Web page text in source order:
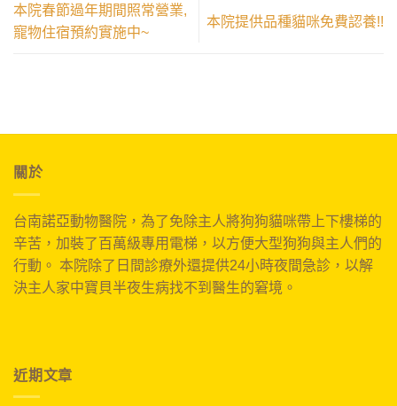
本院春節過年期間照常營業,
寵物住宿預約實施中~
本院提供品種貓咪免費認養!!
關於
台南諾亞動物醫院，為了免除主人將狗狗貓咪帶上下樓梯的
辛苦，加裝了百萬級專用電梯，以方便大型狗狗與主人們的
行動。 本院除了日間診療外還提供24小時夜間急診，以解
決主人家中寶貝半夜生病找不到醫生的窘境。
近期文章